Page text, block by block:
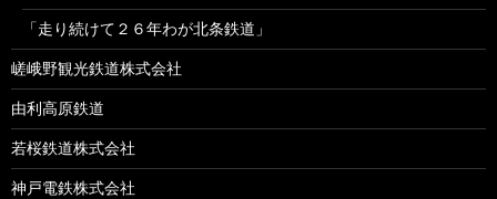
「走り続けて２６年わが北条鉄道」
嵯峨野観光鉄道株式会社
由利高原鉄道
若桜鉄道株式会社
神戸電鉄株式会社